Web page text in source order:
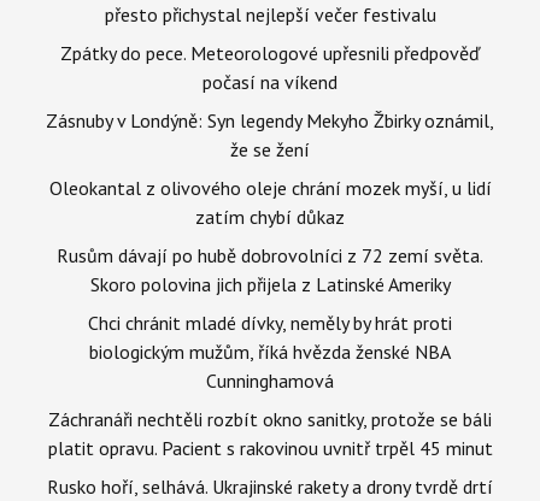
přesto přichystal nejlepší večer festivalu
Zpátky do pece. Meteorologové upřesnili předpověď
počasí na víkend
Zásnuby v Londýně: Syn legendy Mekyho Žbirky oznámil,
že se žení
Oleokantal z olivového oleje chrání mozek myší, u lidí
zatím chybí důkaz
Rusům dávají po hubě dobrovolníci z 72 zemí světa.
Skoro polovina jich přijela z Latinské Ameriky
Chci chránit mladé dívky, neměly by hrát proti
biologickým mužům, říká hvězda ženské NBA
Cunninghamová
Záchranáři nechtěli rozbít okno sanitky, protože se báli
platit opravu. Pacient s rakovinou uvnitř trpěl 45 minut
Rusko hoří, selhává. Ukrajinské rakety a drony tvrdě drtí